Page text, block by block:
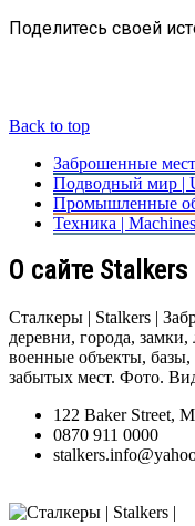
Поделитесь своей
Back to top
Заброшенные
Подводный мир |
Промышленные
Техника | Machines
О сайте Stalkers
Сталкеры | Stalkers |
деревни, города,
военные объекты,
забытых мест. Фото.
122 Baker Street,
0870 911 0000